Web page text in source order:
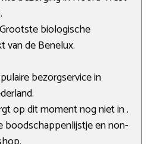
biologische
van de Benelux.
bezorgservice in
op dit moment nog niet in .
boodschappenlijstje en non-